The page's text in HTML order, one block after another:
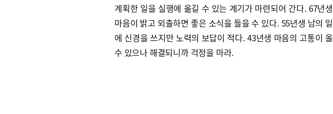
계획한 일을 실행에 옮길 수 있는 계기가 마련되어 간다. 67년생
마음이 밝고 외출하면 좋은 소식을 들을 수 있다. 55년생 남의 일
에 신경을 쓰지만 노력의 보답이 적다. 43년생 마음의 고통이 올
수 있으나 해결되니까 걱정을 마라.